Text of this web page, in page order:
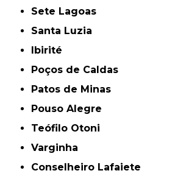
Sete Lagoas
Santa Luzia
Ibirité
Poços de Caldas
Patos de Minas
Pouso Alegre
Teófilo Otoni
Varginha
Conselheiro Lafaiete